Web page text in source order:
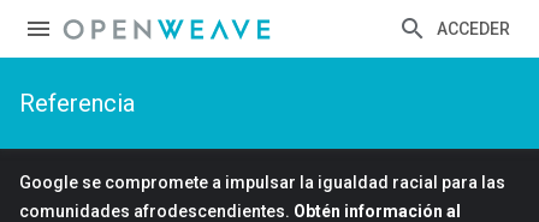
ACCEDER
Referencia
Google se compromete a impulsar la igualdad racial para las
comunidades afrodescendientes. Obtén información al